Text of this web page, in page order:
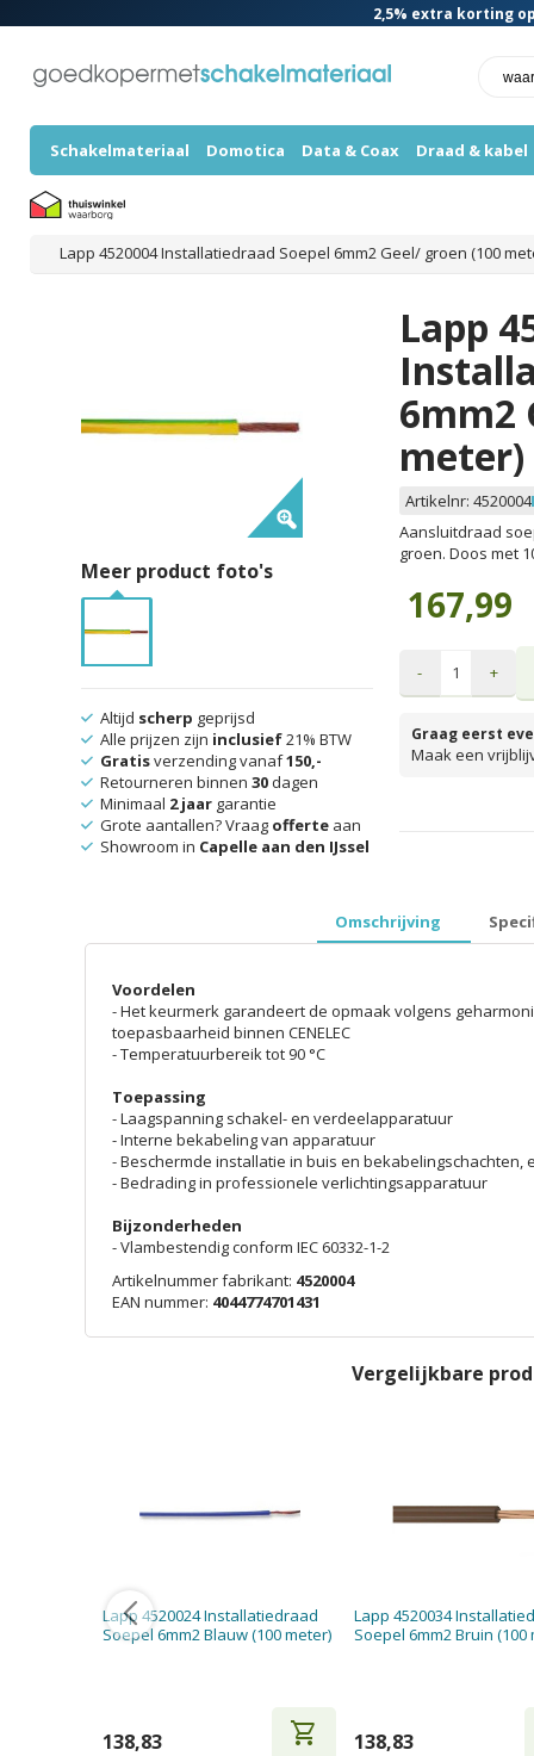
2,5% extra korting
Schakelmateriaal Domotica Data & Coax Draad & kabel
Lapp 4520004 Installatiedraad Soepel 6mm2 Geel/ groen (100
Lapp
6mm2
meter)
Artikelnr: 4520004
Aansluitdraad
groen. Doos met
167,99
- +
Graag eerst
Maak een
Meer product foto's
Altijd scherp geprijsd
Alle prijzen zijn inclusief21% BTW
Gratisverzending vanaf150,-
Retourneren binnen 30dagen
Minimaal 2 jaargarantie
Grote aantallen? Vraag offerteaan
Showroom in Capelle aan den IJssel
Omschrijving
Voordelen
- Het keurmerk garandeert de opmaak volgens
toepasbaarheid binnen CENELEC
- Temperatuurbereik tot 90 °C
Toepassing
- Laagspanning schakel- en verdeelapparatuur
- Interne bekabeling van apparatuur
- Beschermde installatie in buis en bekabelingschachten,
- Bedrading in professionele verlichtingsapparatuur
Bijzonderheden
- Vlambestendig conform IEC 60332-1-2
Artikelnummer fabrikant: 4520004
EAN nummer: 4044774701431
Vergelijkbare
Lapp 4520024 Installatiedraad
Soepel 6mm2 Blauw (100 meter)
138,83 shopping_cart
Lapp 4520034
Soepel 6mm2 Bruin (100
138,83